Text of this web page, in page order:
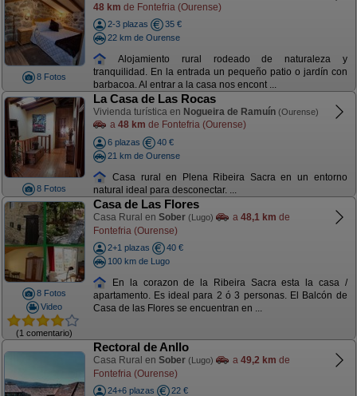
8 Fotos
48 km de Fontefria (Ourense)
2-3 plazas
35 €
22 km de Ourense
Alojamiento rural rodeado de naturaleza y
tranquilidad. En la entrada un pequeño patio o jardín con
barbacoa. Al entrar a la casa nos encont ...
8 Fotos
La Casa de Las Rocas
Vivienda turística en Nogueira de Ramuín (Ourense)
a 48 km de Fontefria (Ourense)
6 plazas
40 €
21 km de Ourense
Casa rural en Plena Ribeira Sacra en un entorno
natural ideal para desconectar. ...
8 Fotos
Video
(1 comentario)
Casa de Las Flores
Casa Rural en Sober (Lugo) a 48,1 km de
Fontefria (Ourense)
2+1 plazas
40 €
100 km de Lugo
En la corazon de la Ribeira Sacra esta la casa /
apartamento. Es ideal para 2 ó 3 personas. El Balcón de
Casa de las Flores se encuentran en ...
Rectoral de Anllo
Casa Rural en Sober (Lugo) a 49,2 km de
Fontefria (Ourense)
24+6 plazas
22 €